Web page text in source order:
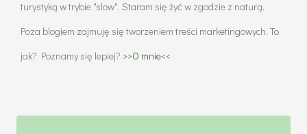
turystyką w trybie "slow". Staram się żyć w zgodzie z naturą.
Poza blogiem zajmuję się tworzeniem treści marketingowych. To
jak? Poznamy się lepiej? >>O mnie<<